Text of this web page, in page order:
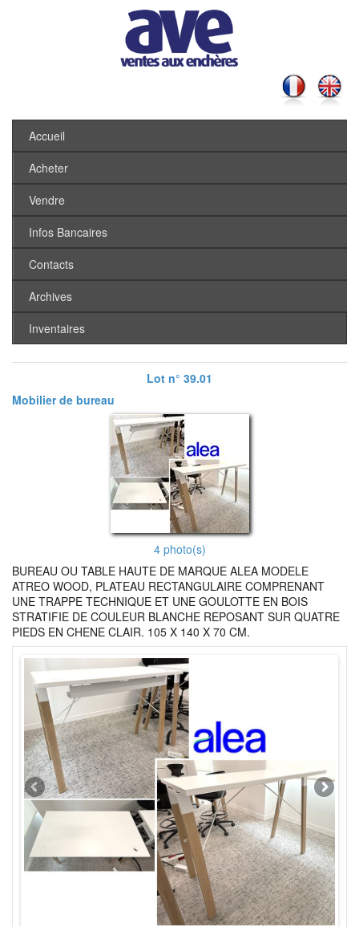
Accueil
Acheter
Vendre
Infos Bancaires
Contacts
Archives
Inventaires
Lot n° 39.01
Mobilier de bureau
4 photo(s)
BUREAU OU TABLE HAUTE DE MARQUE ALEA MODELE
ATREO WOOD, PLATEAU RECTANGULAIRE COMPRENANT
UNE TRAPPE TECHNIQUE ET UNE GOULOTTE EN BOIS
STRATIFIE DE COULEUR BLANCHE REPOSANT SUR QUATRE
PIEDS EN CHENE CLAIR. 105 X 140 X 70 CM.